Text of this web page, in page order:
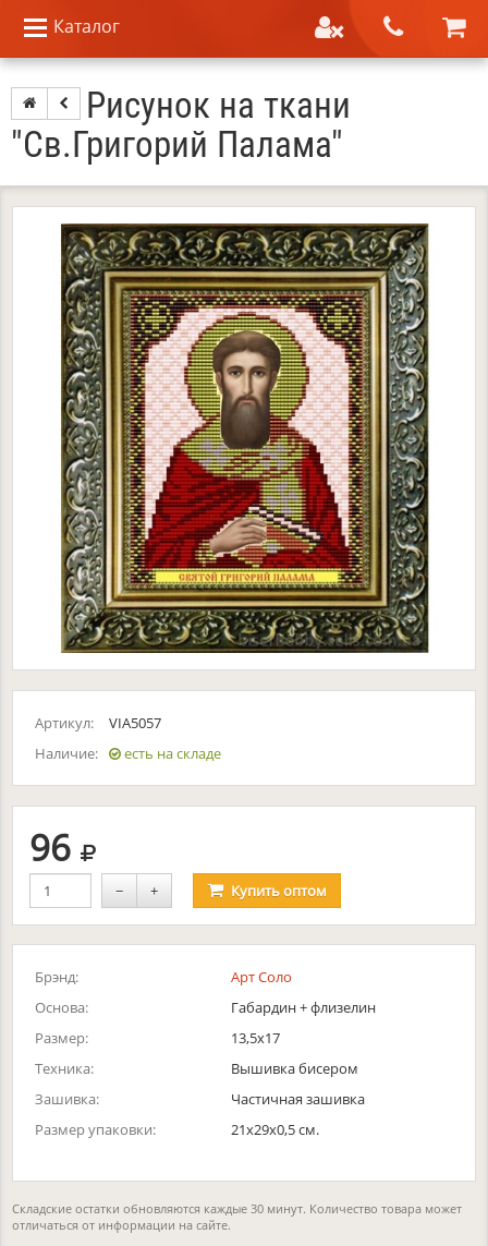
Каталог
Рисунок на ткани
"Св.Григорий Палама"
Артикул:
VIA5057
Наличие:
есть на складе
96 руб.
− + Купитьоптом
Брэнд:
Арт Соло
Основа:
Габардин + флизелин
Размер:
13,5х17
Техника:
Вышивка бисером
Зашивка:
Частичная зашивка
Размер упаковки:
21x29x0,5 см.
Складские остатки обновляются каждые 30 минут. Количество товара может
отличаться от информации на сайте.